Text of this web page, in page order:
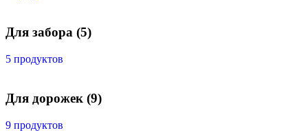
Для забора (5)
5 продуктов
Для дорожек (9)
9 продуктов